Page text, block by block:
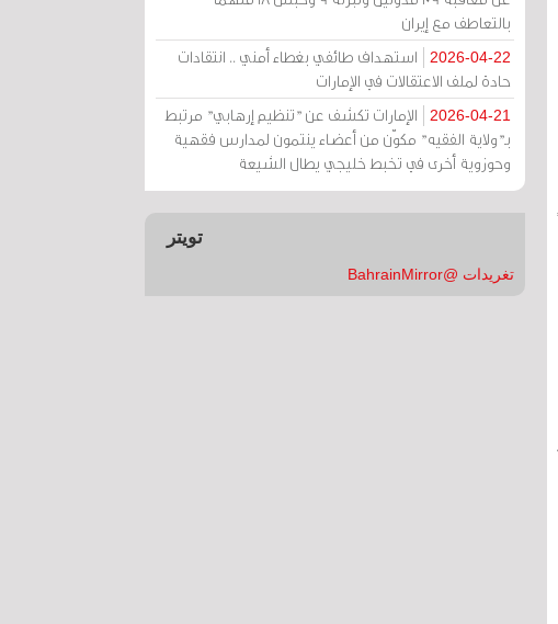
بالتعاطف مع إيران
2026-04-22
استهداف طائفي بغطاء أمني .. انتقادات
حادة لملف الاعتقالات في الإمارات
2026-04-21
الإمارات تكشف عن "تنظيم إرهابي" مرتبط
بـ"ولاية الفقيه" مكوّن من أعضاء ينتمون لمدارس فقهية
وحوزوية أخرى في تخبط خليجي يطال الشيعة
تويتر
تغريدات @BahrainMirror